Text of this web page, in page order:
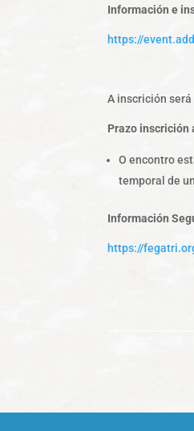
Información e
https://
A inscrición será
Prazo inscrición
O encontro
temporal de
Información
https://